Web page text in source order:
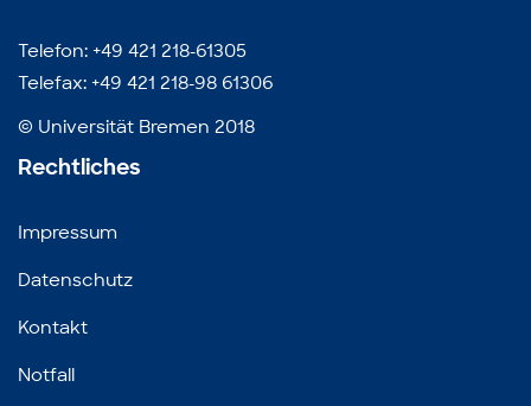
Telefon: +49 421 218-61305
Telefax: +49 421 218-98 61306
© Universität Bremen 2018
Rechtliches
Impressum
Datenschutz
Kontakt
Notfall